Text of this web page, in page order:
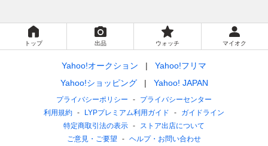
トップ 出品 ウォッチ マイオク
Yahoo!オークション
Yahoo!フリマ
Yahoo!ショッピング
Yahoo! JAPAN
プライバシーポリシー
プライバシーセンター
利用規約
LYPプレミアム利用ガイド
ガイドライン
特定商取引法の表示
ストア出店について
ご意見・ご要望
ヘルプ・お問い合わせ